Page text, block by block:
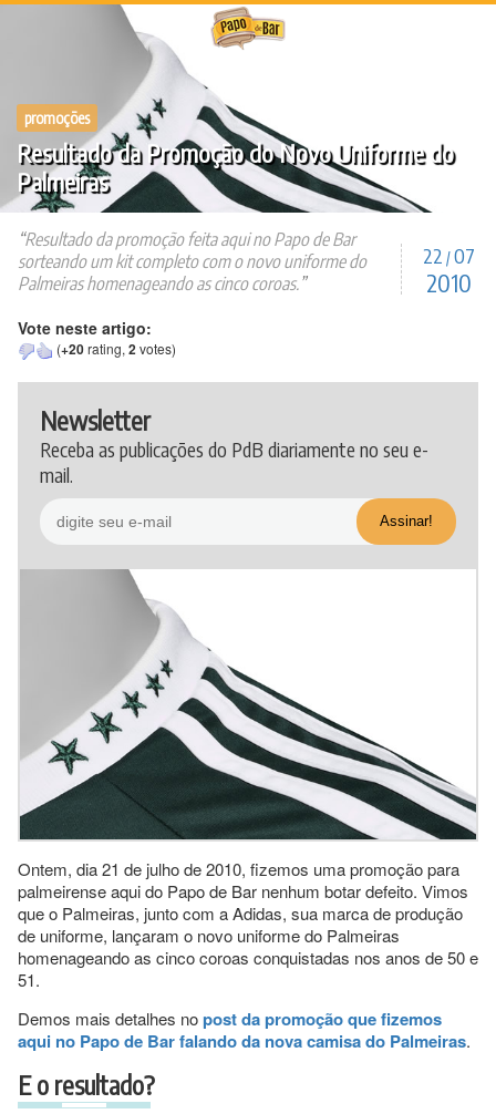
Ir
promoções
Resultado da Promoção do Novo Uniforme do
Palmeiras
22 /07
2010
Resultado da promoção feita aqui no Papo de Bar
sorteando um kit completo com o novo uniforme do
Palmeiras homenageando as cinco coroas.
Vote neste artigo:
(+20rating, 2votes)
Newsletter
Receba as publicações do PdB diariamente no seu e-
mail.
Ontem, dia 21 de julho de 2010, fizemos uma promoção para
palmeirense aqui do Papo de Bar nenhum botar defeito. Vimos
que o Palmeiras, junto com a Adidas, sua marca de produção
de uniforme, lançaram o novo uniforme do Palmeiras
homenageando as cinco coroas conquistadas nos anos de 50 e
51.
Demos mais detalhes nopost da promoção que fizemos
aqui no Papo de Bar falando da nova camisa do Palmeiras.
E o resultado?